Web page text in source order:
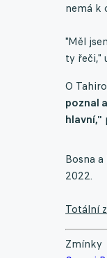
nemá k
"Měl
ty řeči,"
O
poznal
hlavní,"
Bosna
2022.
Totální
Zmínky